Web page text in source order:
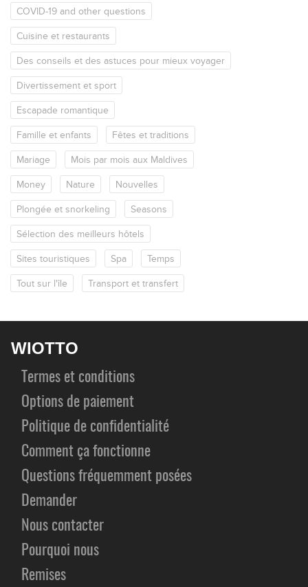
COVID-19 and other questions
Cuisine et restaurants
Des conseils et des astuces pour mieux voyager
Divertissement et sport
Escapade romantique
Famille et enfants Fêtes et traditions
Mariage Mois par mois aux Maldives
Money Nature Nouvelles
Plongée et snorkeling Seasons
Sélection des meilleurs hôtels
Sites touristiques Spa Temps
Tout sur l'île Transport et transfert
WIOTTO
Termes et conditions
Options de paiement
Politique de confidentialité
Comment ça fonctionne
Questions fréquemment posées
Demander
Nous contacter
Pourquoi nous
Remises